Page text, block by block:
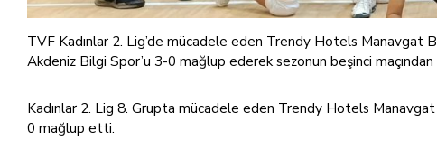
TVF Kadınlar 2. Lig’de mücadele eden Trendy Hotels Manavgat
Akdeniz Bilgi Spor’u 3-0 mağlup ederek sezonun beşinci maçından
Kadınlar 2. Lig 8. Grupta mücadele eden Trendy Hotels
0 mağlup etti.